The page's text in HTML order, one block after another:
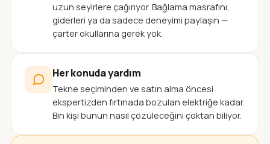
uzun seyirlere çağırıyor. Bağlama masrafını,
giderleri ya da sadece deneyimi paylaşın —
çarter okullarına gerek yok.
Her konuda yardım
Tekne seçiminden ve satın alma öncesi
ekspertizden fırtınada bozulan elektriğe kadar.
Bin kişi bunun nasıl çözüleceğini çoktan biliyor.